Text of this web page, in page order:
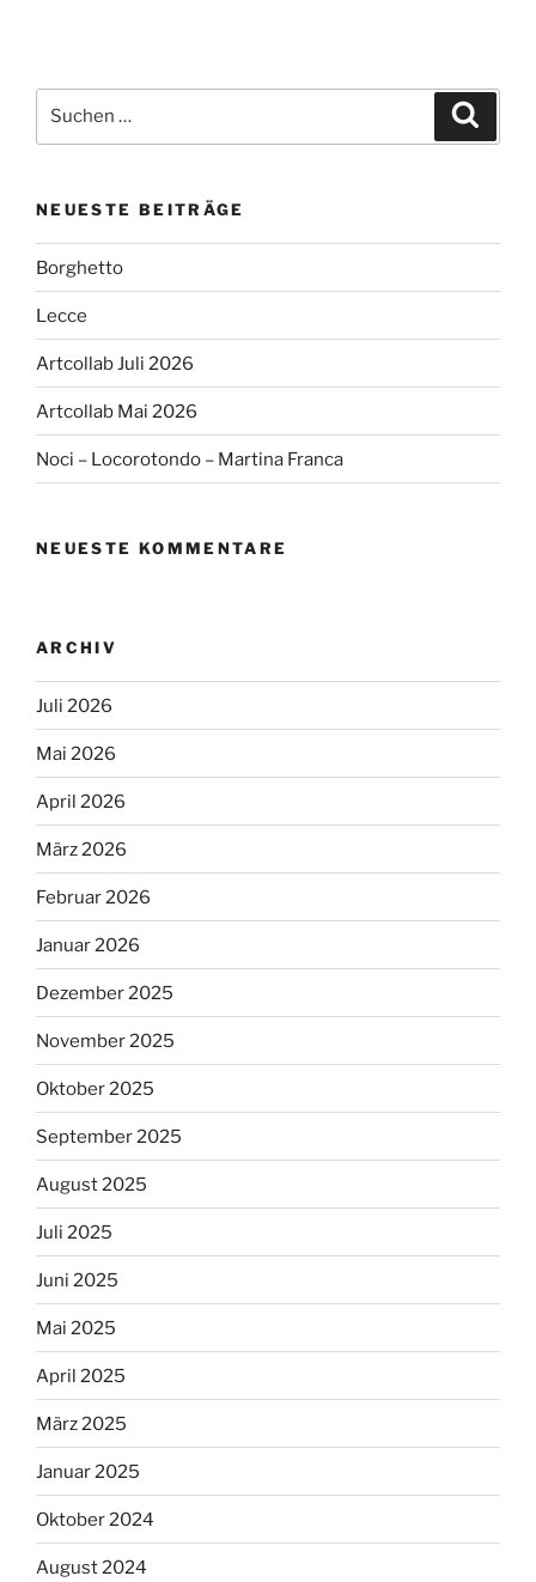
nach:
NEUESTE BEITRÄGE
Borghetto
Lecce
Artcollab Juli 2026
Artcollab Mai 2026
Noci – Locorotondo – Martina Franca
NEUESTE KOMMENTARE
ARCHIV
Juli 2026
Mai 2026
April 2026
März 2026
Februar 2026
Januar 2026
Dezember 2025
November 2025
Oktober 2025
September 2025
August 2025
Juli 2025
Juni 2025
Mai 2025
April 2025
März 2025
Januar 2025
Oktober 2024
August 2024